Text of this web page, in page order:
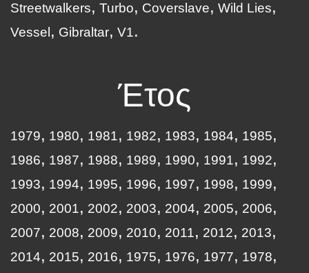
Streetwalkers
Turbo Coverslave
Wild Lies
Vessel
Gibraltar V1
Έτος
1979 1980 1981 1982 1983 1984
1985
1986
1987 1988 1989 1990 1991
1992
1993
1994 1995 1996 1997 1998
1999
2000
2001 2002 2003 2004 2005
2006
2007
2008 2009 2010 2011 2012
2013
2014
2015 2016 1975 1976 1977
1978